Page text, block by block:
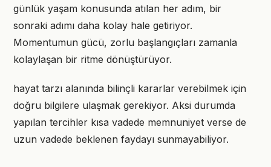
günlük yaşam konusunda atılan her adım, bir
sonraki adımı daha kolay hale getiriyor.
Momentumun gücü, zorlu başlangıçları zamanla
kolaylaşan bir ritme dönüştürüyor.
hayat tarzı alanında bilinçli kararlar verebilmek için
doğru bilgilere ulaşmak gerekiyor. Aksi durumda
yapılan tercihler kısa vadede memnuniyet verse de
uzun vadede beklenen faydayı sunmayabiliyor.